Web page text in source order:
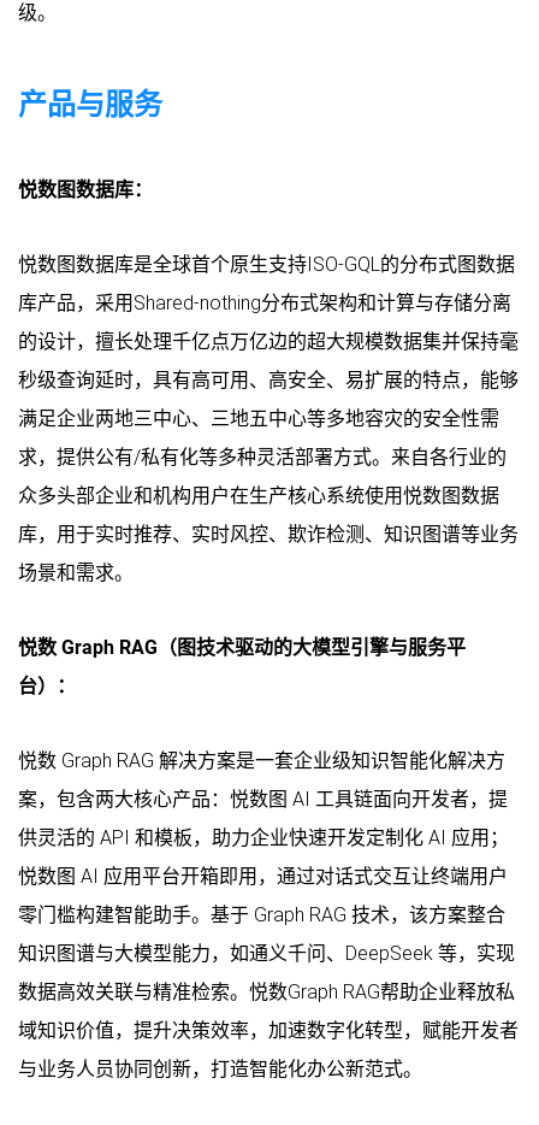
级。
产品与服务
悦数图数据库：
悦数图数据库是全球首个原生支持ISO-GQL的分布式图数据
库产品，采用Shared-nothing分布式架构和计算与存储分离
的设计，擅长处理千亿点万亿边的超大规模数据集并保持毫
秒级查询延时，具有高可用、高安全、易扩展的特点，能够
满足企业两地三中心、三地五中心等多地容灾的安全性需
求，提供公有/私有化等多种灵活部署方式。来自各行业的
众多头部企业和机构用户在生产核心系统使用悦数图数据
库，用于实时推荐、实时风控、欺诈检测、知识图谱等业务
场景和需求。
悦数 Graph RAG（图技术驱动的大模型引擎与服务平
台）：
悦数 Graph RAG 解决方案是一套企业级知识智能化解决方
案，包含两大核心产品：悦数图 AI 工具链面向开发者，提
供灵活的 API 和模板，助力企业快速开发定制化 AI 应用；
悦数图 AI 应用平台开箱即用，通过对话式交互让终端用户
零门槛构建智能助手。基于 Graph RAG 技术，该方案整合
知识图谱与大模型能力，如通义千问、DeepSeek 等，实现
数据高效关联与精准检索。悦数Graph RAG帮助企业释放私
域知识价值，提升决策效率，加速数字化转型，赋能开发者
与业务人员协同创新，打造智能化办公新范式。